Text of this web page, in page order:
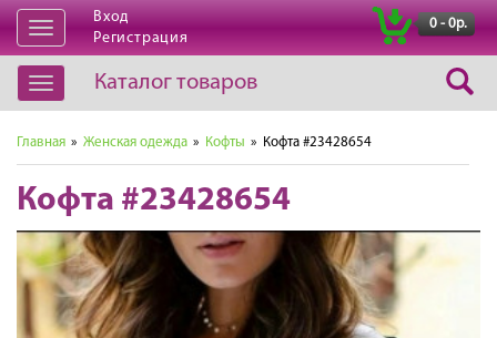
Открыть
навигацию
Вход
Регистрация
0 - 0р.
Открыть
навигацию
Каталог товаров
Главная » Женская одежда » Кофты » Кофта #23428654
Кофта #23428654